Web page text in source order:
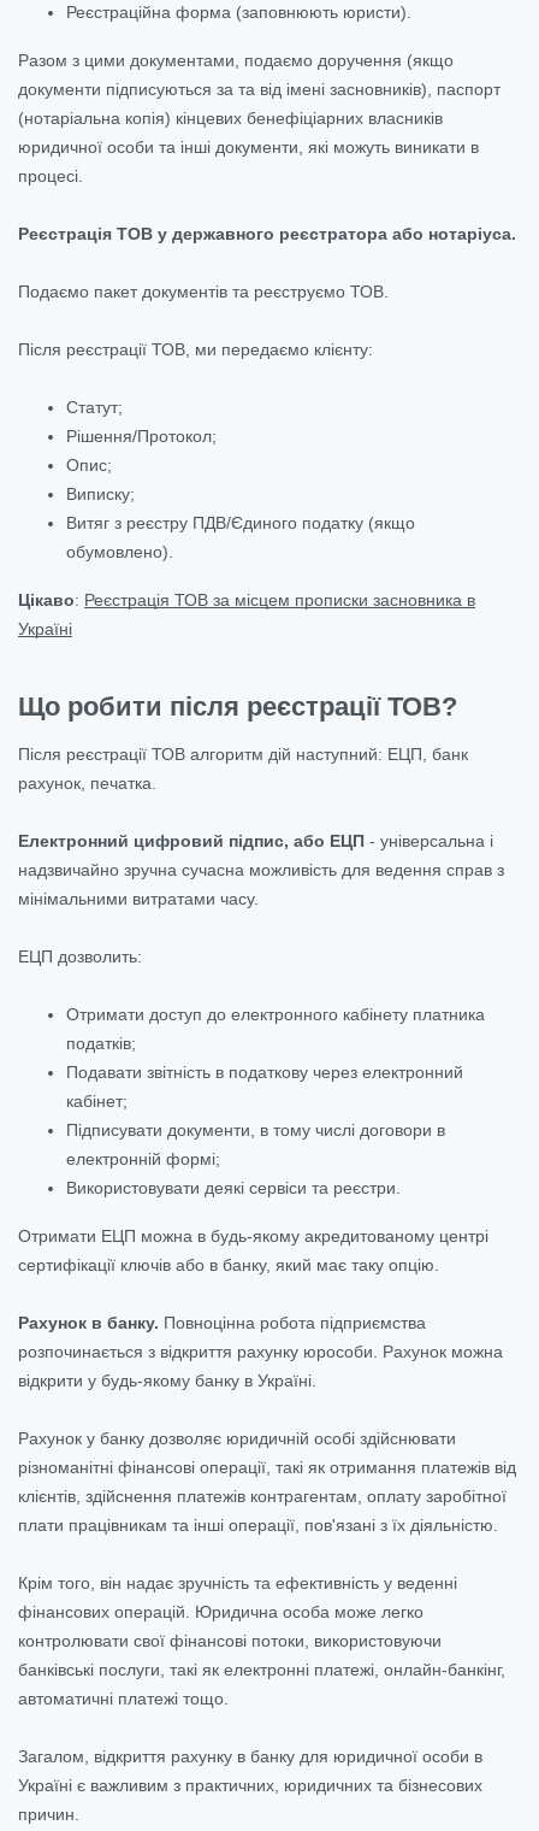
Реєстраційна форма (заповнюють юристи).
Разом з цими документами, подаємо доручення (якщо
документи підписуються за та від імені засновників), паспорт
(нотаріальна копія) кінцевих бенефіціарних власників
юридичної особи та інші документи, які можуть виникати в
процесі.
Реєстрація ТОВ у державного реєстратора або нотаріуса.
Подаємо пакет документів та реєструємо ТОВ.
Після реєстрації ТОВ, ми передаємо клієнту:
Статут;
Рішення/Протокол;
Опис;
Виписку;
Витяг з реєстру ПДВ/Єдиного податку (якщо
обумовлено).
Цікаво: Реєстрація ТОВ за місцем прописки засновника в
Україні
Що робити після реєстрації ТОВ?
Після реєстрації ТОВ алгоритм дій наступний: ЕЦП, банк
рахунок, печатка.
Електронний цифровий підпис, або ЕЦП - універсальна і
надзвичайно зручна сучасна можливість для ведення справ з
мінімальними витратами часу.
ЕЦП дозволить:
Отримати доступ до електронного кабінету платника
податків;
Подавати звітність в податкову через електронний
кабінет;
Підписувати документи, в тому числі договори в
електронній формі;
Використовувати деякі сервіси та реєстри.
Отримати ЕЦП можна в будь-якому акредитованому центрі
сертифікації ключів або в банку, який має таку опцію.
Рахунок в банку. Повноцінна робота підприємства
розпочинається з відкриття рахунку юрособи. Рахунок можна
відкрити у будь-якому банку в Україні.
Рахунок у банку дозволяє юридичній особі здійснювати
різноманітні фінансові операції, такі як отримання платежів від
клієнтів, здійснення платежів контрагентам, оплату заробітної
плати працівникам та інші операції, пов'язані з їх діяльністю.
Крім того, він надає зручність та ефективність у веденні
фінансових операцій. Юридична особа може легко
контролювати свої фінансові потоки, використовуючи
банківські послуги, такі як електронні платежі, онлайн-банкінг,
автоматичні платежі тощо.
Загалом, відкриття рахунку в банку для юридичної особи в
Україні є важливим з практичних, юридичних та бізнесових
причин.